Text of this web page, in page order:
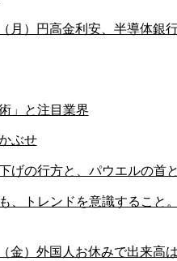
月）円高金利安、半導体銀
」と注目業界
ぶせ
げの行方と、パウエルの首
、トレンドを意識すること
金）外国人お休みで出来高